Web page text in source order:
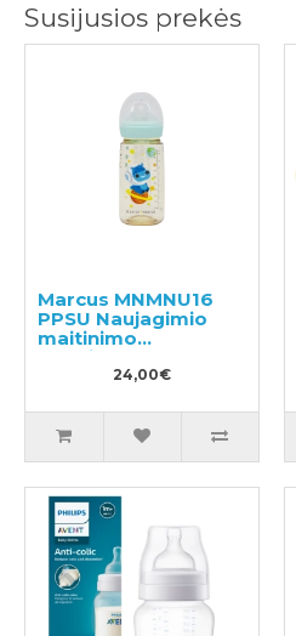
Susijusios prekės
Marcus MNMNU16
PPSU Naujagimio
maitinimo
buteliukas, 300 ml
24,00€